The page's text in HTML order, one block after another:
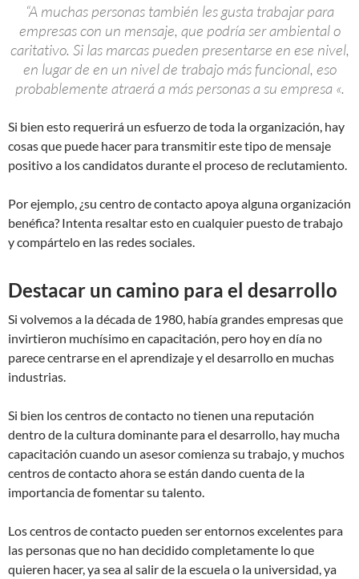
“A muchas personas también les gusta trabajar para
empresas con un mensaje, que podría ser ambiental o
caritativo. Si las marcas pueden presentarse en ese nivel,
en lugar de en un nivel de trabajo más funcional, eso
probablemente atraerá a más personas a su empresa «.
Si bien esto requerirá un esfuerzo de toda la organización, hay
cosas que puede hacer para transmitir este tipo de mensaje
positivo a los candidatos durante el proceso de reclutamiento.
Por ejemplo, ¿su centro de contacto apoya alguna organización
benéfica? Intenta resaltar esto en cualquier puesto de trabajo
y compártelo en las redes sociales.
Destacar un camino para el desarrollo
Si volvemos a la década de 1980, había grandes empresas que
invirtieron muchísimo en capacitación, pero hoy en día no
parece centrarse en el aprendizaje y el desarrollo en muchas
industrias.
Si bien los centros de contacto no tienen una reputación
dentro de la cultura dominante para el desarrollo, hay mucha
capacitación cuando un asesor comienza su trabajo, y muchos
centros de contacto ahora se están dando cuenta de la
importancia de fomentar su talento.
Los centros de contacto pueden ser entornos excelentes para
las personas que no han decidido completamente lo que
quieren hacer, ya sea al salir de la escuela o la universidad, ya